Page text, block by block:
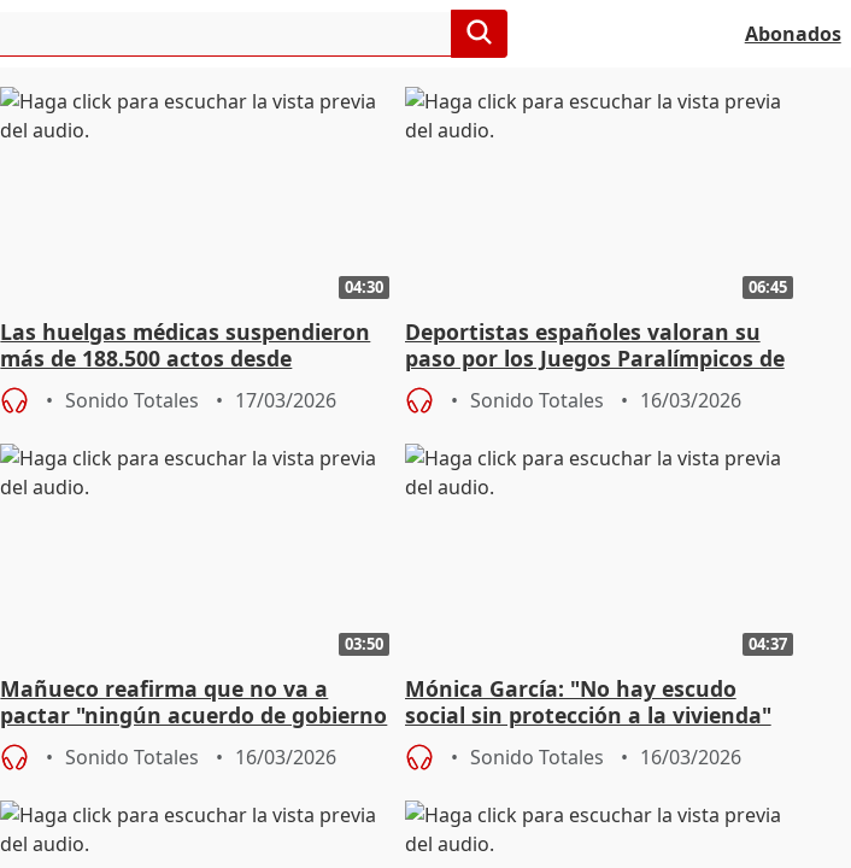
Abonados
04:30
Las huelgas médicas suspendieron
más de 188.500 actos desde
diciembre
Sonido Totales 17/03/2026
06:45
Deportistas españoles valoran su
paso por los Juegos Paralímpicos de
Milán
Sonido Totales 16/03/2026
03:50
Mañueco reafirma que no va a
pactar "ningún acuerdo de gobierno
con el sanchismo en CyL"
Sonido Totales 16/03/2026
04:37
Mónica García: "No hay escudo
social sin protección a la vivienda"
Sonido Totales 16/03/2026